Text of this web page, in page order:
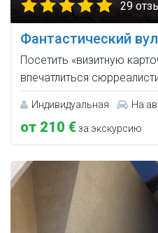
29
Фантастический
Посетить «визитную
впечатлиться
Индивидуальная На
от 210 €за экскурсию